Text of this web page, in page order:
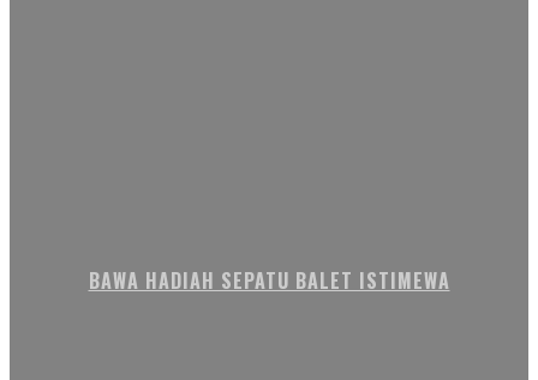
BAWA HADIAH SEPATU BALET ISTIMEWA